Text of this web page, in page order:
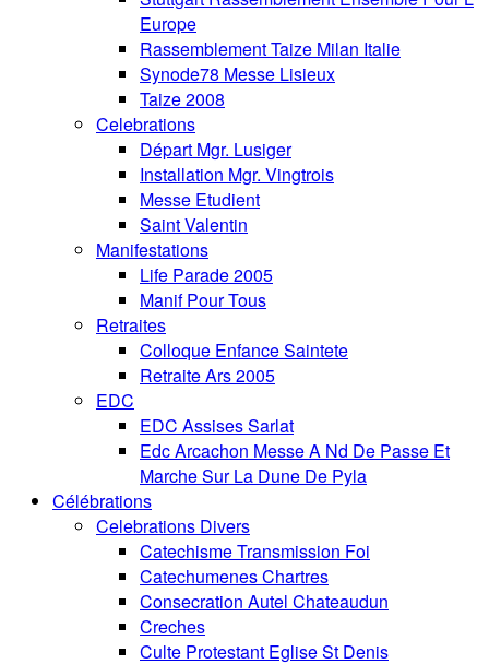
Europe
Rassemblement Taize Milan Italie
Synode78 Messe Lisieux
Taize 2008
Celebrations
Départ Mgr. Lusiger
Installation Mgr. Vingtrois
Messe Etudient
Saint Valentin
Manifestations
Life Parade 2005
Manif Pour Tous
Retraites
Colloque Enfance Saintete
Retraite Ars 2005
EDC
EDC Assises Sarlat
Edc Arcachon Messe A Nd De Passe Et
Marche Sur La Dune De Pyla
Célébrations
Celebrations Divers
Catechisme Transmission Foi
Catechumenes Chartres
Consecration Autel Chateaudun
Creches
Culte Protestant Eglise St Denis